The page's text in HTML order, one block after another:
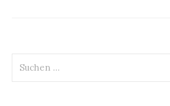
nach: